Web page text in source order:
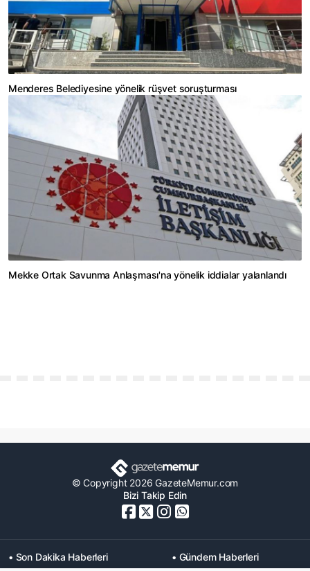
Menderes Belediyesine yönelik rüşvet soruşturması
Mekke Ortak Savunma Anlaşması'na yönelik iddialar yalanlandı
© Copyright 2026 GazeteMemur.com
Bizi Takip Edin
• Son Dakika Haberleri
• Gündem Haberleri